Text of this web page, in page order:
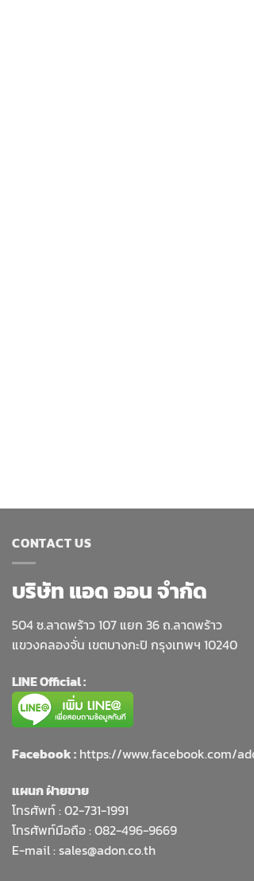
CONTACT US
บริษัท แอด ออน จำกัด
504 ซ.ลาดพร้าว 107 แยก 36 ถ.ลาดพร้าว
แขวงคลองจั่น เขตบางกะปิ กรุงเทพฯ 10240
LINE Official :
Facebook : https://www.facebook.com/
แผนก ฝ่ายขาย
โทรศัพท์ : 02-731-1991
โทรศัพท์มือถือ : 082-496-9669
E-mail : sales@adon.co.th